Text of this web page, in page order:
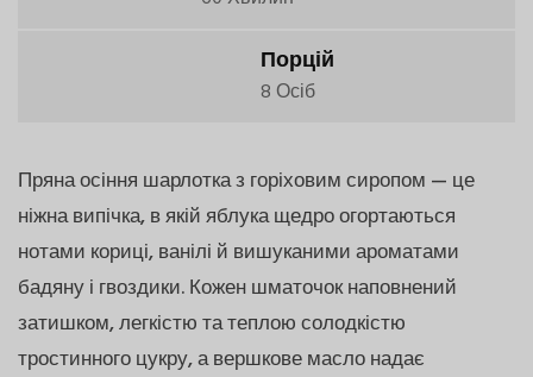
Порцій
8 Осіб
Пряна осіння шарлотка з горіховим сиропом — це
ніжна випічка, в якій яблука щедро огортаються
нотами кориці, ванілі й вишуканими ароматами
бадяну і гвоздики. Кожен шматочок наповнений
затишком, легкістю та теплою солодкістю
тростинного цукру, а вершкове масло надає